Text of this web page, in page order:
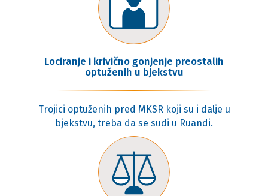
Lociranje i krivično gonjenje preostalih
optuženih u bjekstvu
Trojici optuženih pred MKSR koji su i dalje u
bjekstvu, treba da se sudi u Ruandi.